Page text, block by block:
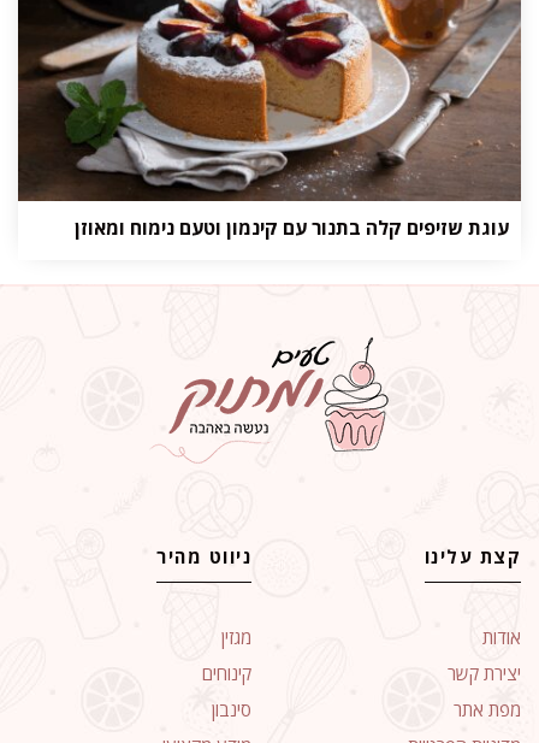
עוגת שזיפים קלה בתנור עם קינמון וטעם נימוח ומאוזן
קצת עלינו
אודות
יצירת קשר
מפת אתר
ניווט מהיר
מגזין
קינוחים
סינבון